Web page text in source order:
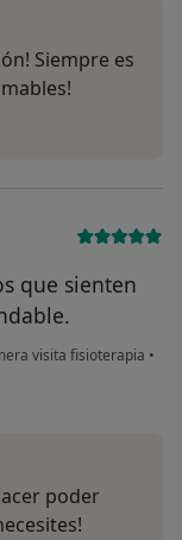
Siempre es
que sienten
visita fisioterapia •
poder